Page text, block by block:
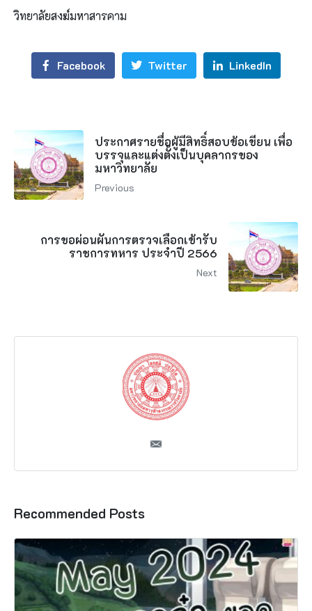
วิทยาลัยสงฆ์มหาสารคาม
Facebook Twitter LinkedIn
ประกาศรายชื่อผู้มีสิทธิ์สอบข้อเขียน เพื่อ
บรรจุและแต่งตั้งเป็นบุคลากรของ
มหาวิทยาลัย
Previous
การขอผ่อนผันการตรวจเลือกเข้ารับ
ราชการทหาร ประจำปี 2566
Next
Recommended Posts